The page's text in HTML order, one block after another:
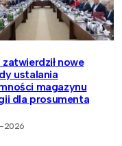
zatwierdził nowe
ustalania
magazynu
dla prosumenta
2026